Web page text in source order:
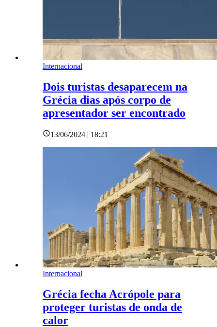
Internacional
Dois turistas desaparecem na
Grécia dias após corpo de
apresentador ser encontrado
13/06/2024 | 18:21
Internacional
Grécia fecha Acrópole para
proteger turistas de onda de
calor